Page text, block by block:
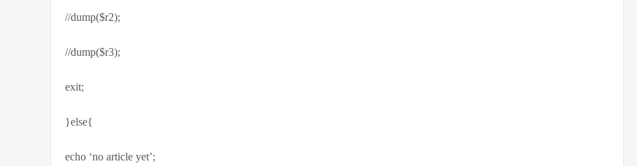
//dump($r2);
//dump($r3);
exit;
}else{
echo ‘no article yet’;